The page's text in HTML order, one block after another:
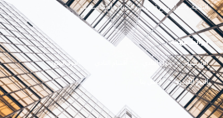
التقنية. بالتعاون مع فريق من الخبراء والمتخصصين
روابط مهمه
الرئيسية حول النادي
ألبوم الصور
ألبوم الفيديو
اتصل بنا